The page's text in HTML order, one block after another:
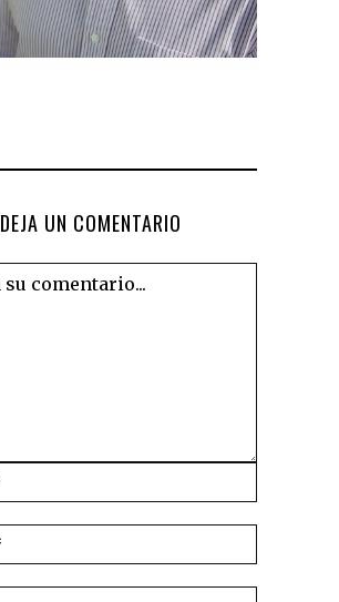
DEJA UN COMENTARIO